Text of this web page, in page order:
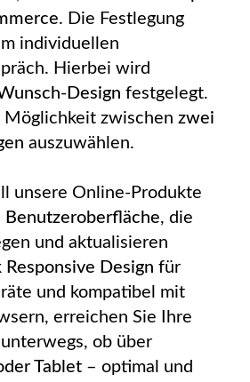
. Die Festlegung
individuellen
Hierbei wird
Design festgelegt.
Möglichkeit zwischen zwei
auszuwählen.
unsere Online-Produkte
Benutzeroberfläche, die
und aktualisieren
Responsive Design für
und kompatibel mit
erreichen Sie Ihre
ob über
Tablet– optimal und